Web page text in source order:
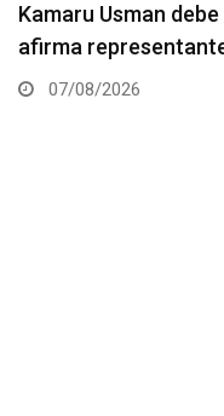
Resultados de los
Gamrot hace peso
07/08/2026